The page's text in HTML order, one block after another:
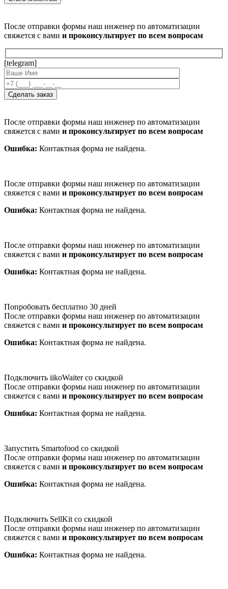
После отправки формы наш инженер по автоматизации
свяжется с вами и проконсультирует по всем вопросам
[telegram]
После отправки формы наш инженер по автоматизации
свяжется с вами и проконсультирует по всем вопросам
Ошибка: Контактная форма не найдена.
После отправки формы наш инженер по автоматизации
свяжется с вами и проконсультирует по всем вопросам
Ошибка: Контактная форма не найдена.
После отправки формы наш инженер по автоматизации
свяжется с вами и проконсультирует по всем вопросам
Ошибка: Контактная форма не найдена.
Попробовать бесплатно 30 дней
После отправки формы наш инженер по автоматизации
свяжется с вами и проконсультирует по всем вопросам
Ошибка: Контактная форма не найдена.
Подключить iikoWaiter со скидкой
После отправки формы наш инженер по автоматизации
свяжется с вами и проконсультирует по всем вопросам
Ошибка: Контактная форма не найдена.
Запустить Smartofood со скидкой
После отправки формы наш инженер по автоматизации
свяжется с вами и проконсультирует по всем вопросам
Ошибка: Контактная форма не найдена.
Подключить SellKit со скидкой
После отправки формы наш инженер по автоматизации
свяжется с вами и проконсультирует по всем вопросам
Ошибка: Контактная форма не найдена.